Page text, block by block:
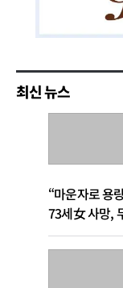
최신 뉴스
“마운자로 용
73세女 사망,